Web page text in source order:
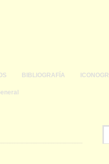
BIBLIOGRAFÍA